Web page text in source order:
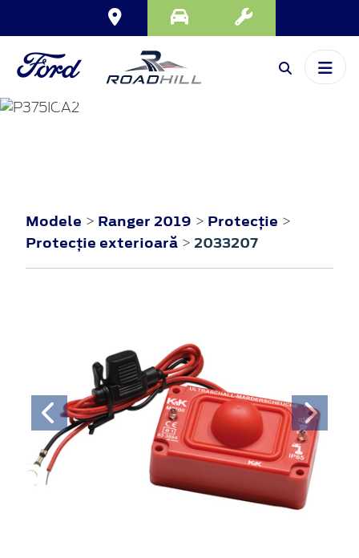
RANGER
Modele > Ranger 2019 > Protecţie >
Protecţie exterioară > 2033207